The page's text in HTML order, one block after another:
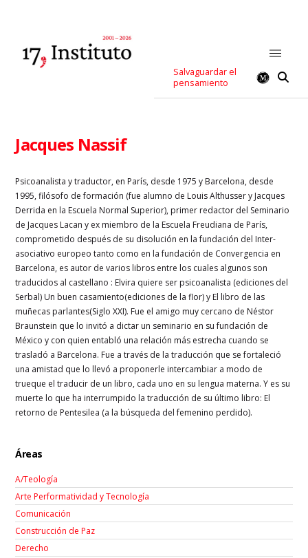
Salvaguardar el
pensamiento
Jacques Nassif
Psicoanalista y traductor, en París, desde 1975 y Barcelona, desde
1995, filósofo de formación (fue alumno de Louis Althusser y Jacques
Derrida en la Escuela Normal Superior), primer redactor del Seminario
de Jacques Lacan y ex miembro de la Escuela Freudiana de París,
comprometido después de su disolución en la fundación del Inter-
asociativo europeo tanto como en la fundación de Convergencia en
Barcelona, es autor de varios libros entre los cuales algunos son
traducidos al castellano : Elvira quiere ser psicoanalista (ediciones del
Serbal) Un buen casamiento(ediciones de la flor) y El libro de las
muñecas parlantes(Siglo XXI). Fue el amigo muy cercano de Néstor
Braunstein que lo invitó a dictar un seminario en su fundación de
México y con quien entabló una relación más estrecha cuando se
trasladó a Barcelona. Fue a través de la traducción que se fortaleció
una amistad que lo llevó a proponerle intercambiar a modo de
trueque el traducir de un libro, cada uno en su lengua materna. Y es su
muerte lo que ha interrumpido la traducción de su último libro: El
retorno de Pentesilea (a la búsqueda del femenino perdido).
Áreas
A/Teología
Arte Performatividad y Tecnología
Comunicación
Construcción de Paz
Derecho